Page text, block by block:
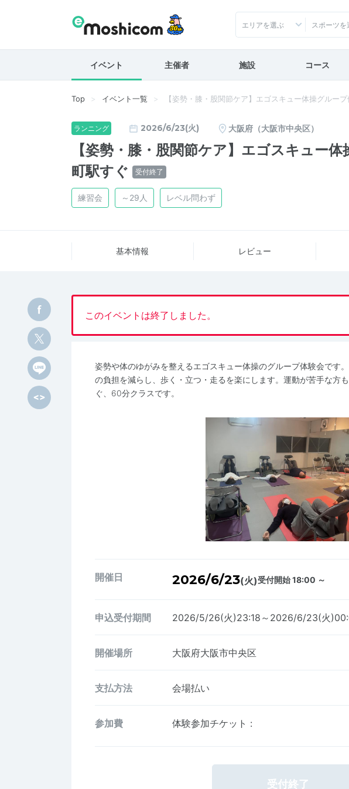
エリアを選ぶ スポーツを
イベント 主催者 施設 コース
Top イベント一覧 【姿勢・膝・股関節ケア】エゴスキュー体操グルー
ランニング 2026/6/23(火) 大阪府（大阪市中央区）
【姿勢・膝・股関節ケア】エゴスキュー
町駅すぐ
受付終了
練習会 ～29人 レベル問わず
基本情報 レビュー
このイベントは終了しました。
姿勢や体のゆがみを整えるエゴスキュー体操のグループ体験会です
の負担を減らし、歩く・立つ・走るを楽にします。運動が苦手な方
ぐ、60分クラスです。
開催日 2026/6/23(火)受付開始 18:00 ～
申込受付期間 2026/5/26(火)23:18～2026/6/23(火
開催場所 大阪府大阪市中央区
支払方法 会場払い
参加費 体験参加チケット :
受付終了